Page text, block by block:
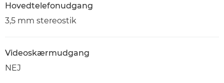
Hovedtelefonudgang
3,5 mm stereostik
Videoskærmudgang
NEJ